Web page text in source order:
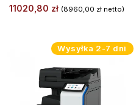
11020,80 zł (8960,00 zł netto)
Wysyłka 2-7 dni